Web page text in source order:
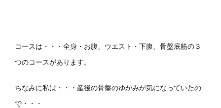
コースは・・・全身・お腹、ウエスト・下腹、骨盤底筋の３
つのコースがあります。
ちなみに私は・・・産後の骨盤のゆがみが気になっていたの
で・・・